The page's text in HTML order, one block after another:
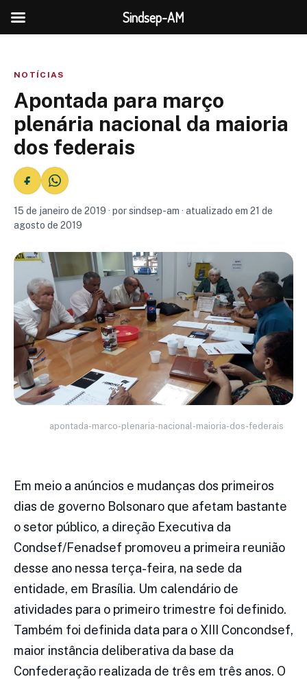
NOTÍCIAS
Apontada para março
plenária nacional da maioria
dos federais
15 de janeiro de 2019 · por sindsep-am · atualizado em 21 de
agosto de 2019
apontada-marco-plenaria-nacional-maioria-dos-federais
Em meio a anúncios e mudanças dos primeiros
dias de governo Bolsonaro que afetam bastante
o setor público, a direção Executiva da
Condsef/Fenadsef promoveu a primeira reunião
desse ano nessa terça-feira, na sede da
entidade, em Brasília. Um calendário de
atividades para o primeiro trimestre foi definido.
Também foi definida data para o XIII Concondsef,
maior instância deliberativa da base da
Confederação realizada de três em três anos. O
Sindsep-AM